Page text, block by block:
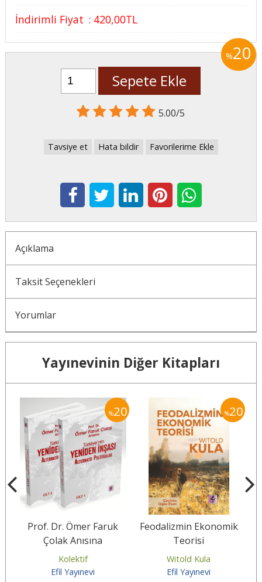
İndirimli Fiyat : 420,00TL
%20
Sepete Ekle
5.00/5
Tavsiye et Hata bildir Favorilerime Ekle
Açıklama
Taksit Seçenekleri
Yorumlar
Yayınevinin Diğer Kitapları
%20
Prof. Dr. Ömer Faruk
Çolak Anısına
Türkiye’nin Yeniden
İnşası:...
Kolektif
Efil Yayınevi
%20
Feodalizmin Ekonomik
Teorisi
Witold Kula
Efil Yayınevi